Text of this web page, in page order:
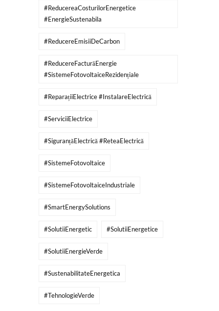
#ReducereaCosturilorEnergetice
#EnergieSustenabila
#ReducereEmisiiDeCarbon
#ReducereFacturăEnergie
#SistemeFotovoltaiceRezidențiale
#ReparațiiElectrice #InstalareElectrică
#ServiciiElectrice
#SiguranțăElectrică #ReteaElectrică
#SistemeFotovoltaice
#SistemeFotovoltaiceIndustriale
#SmartEnergySolutions
#SolutiiEnergetic #SolutiiEnergetice
#SolutiiEnergieVerde
#SustenabilitateEnergetica
#TehnologieVerde